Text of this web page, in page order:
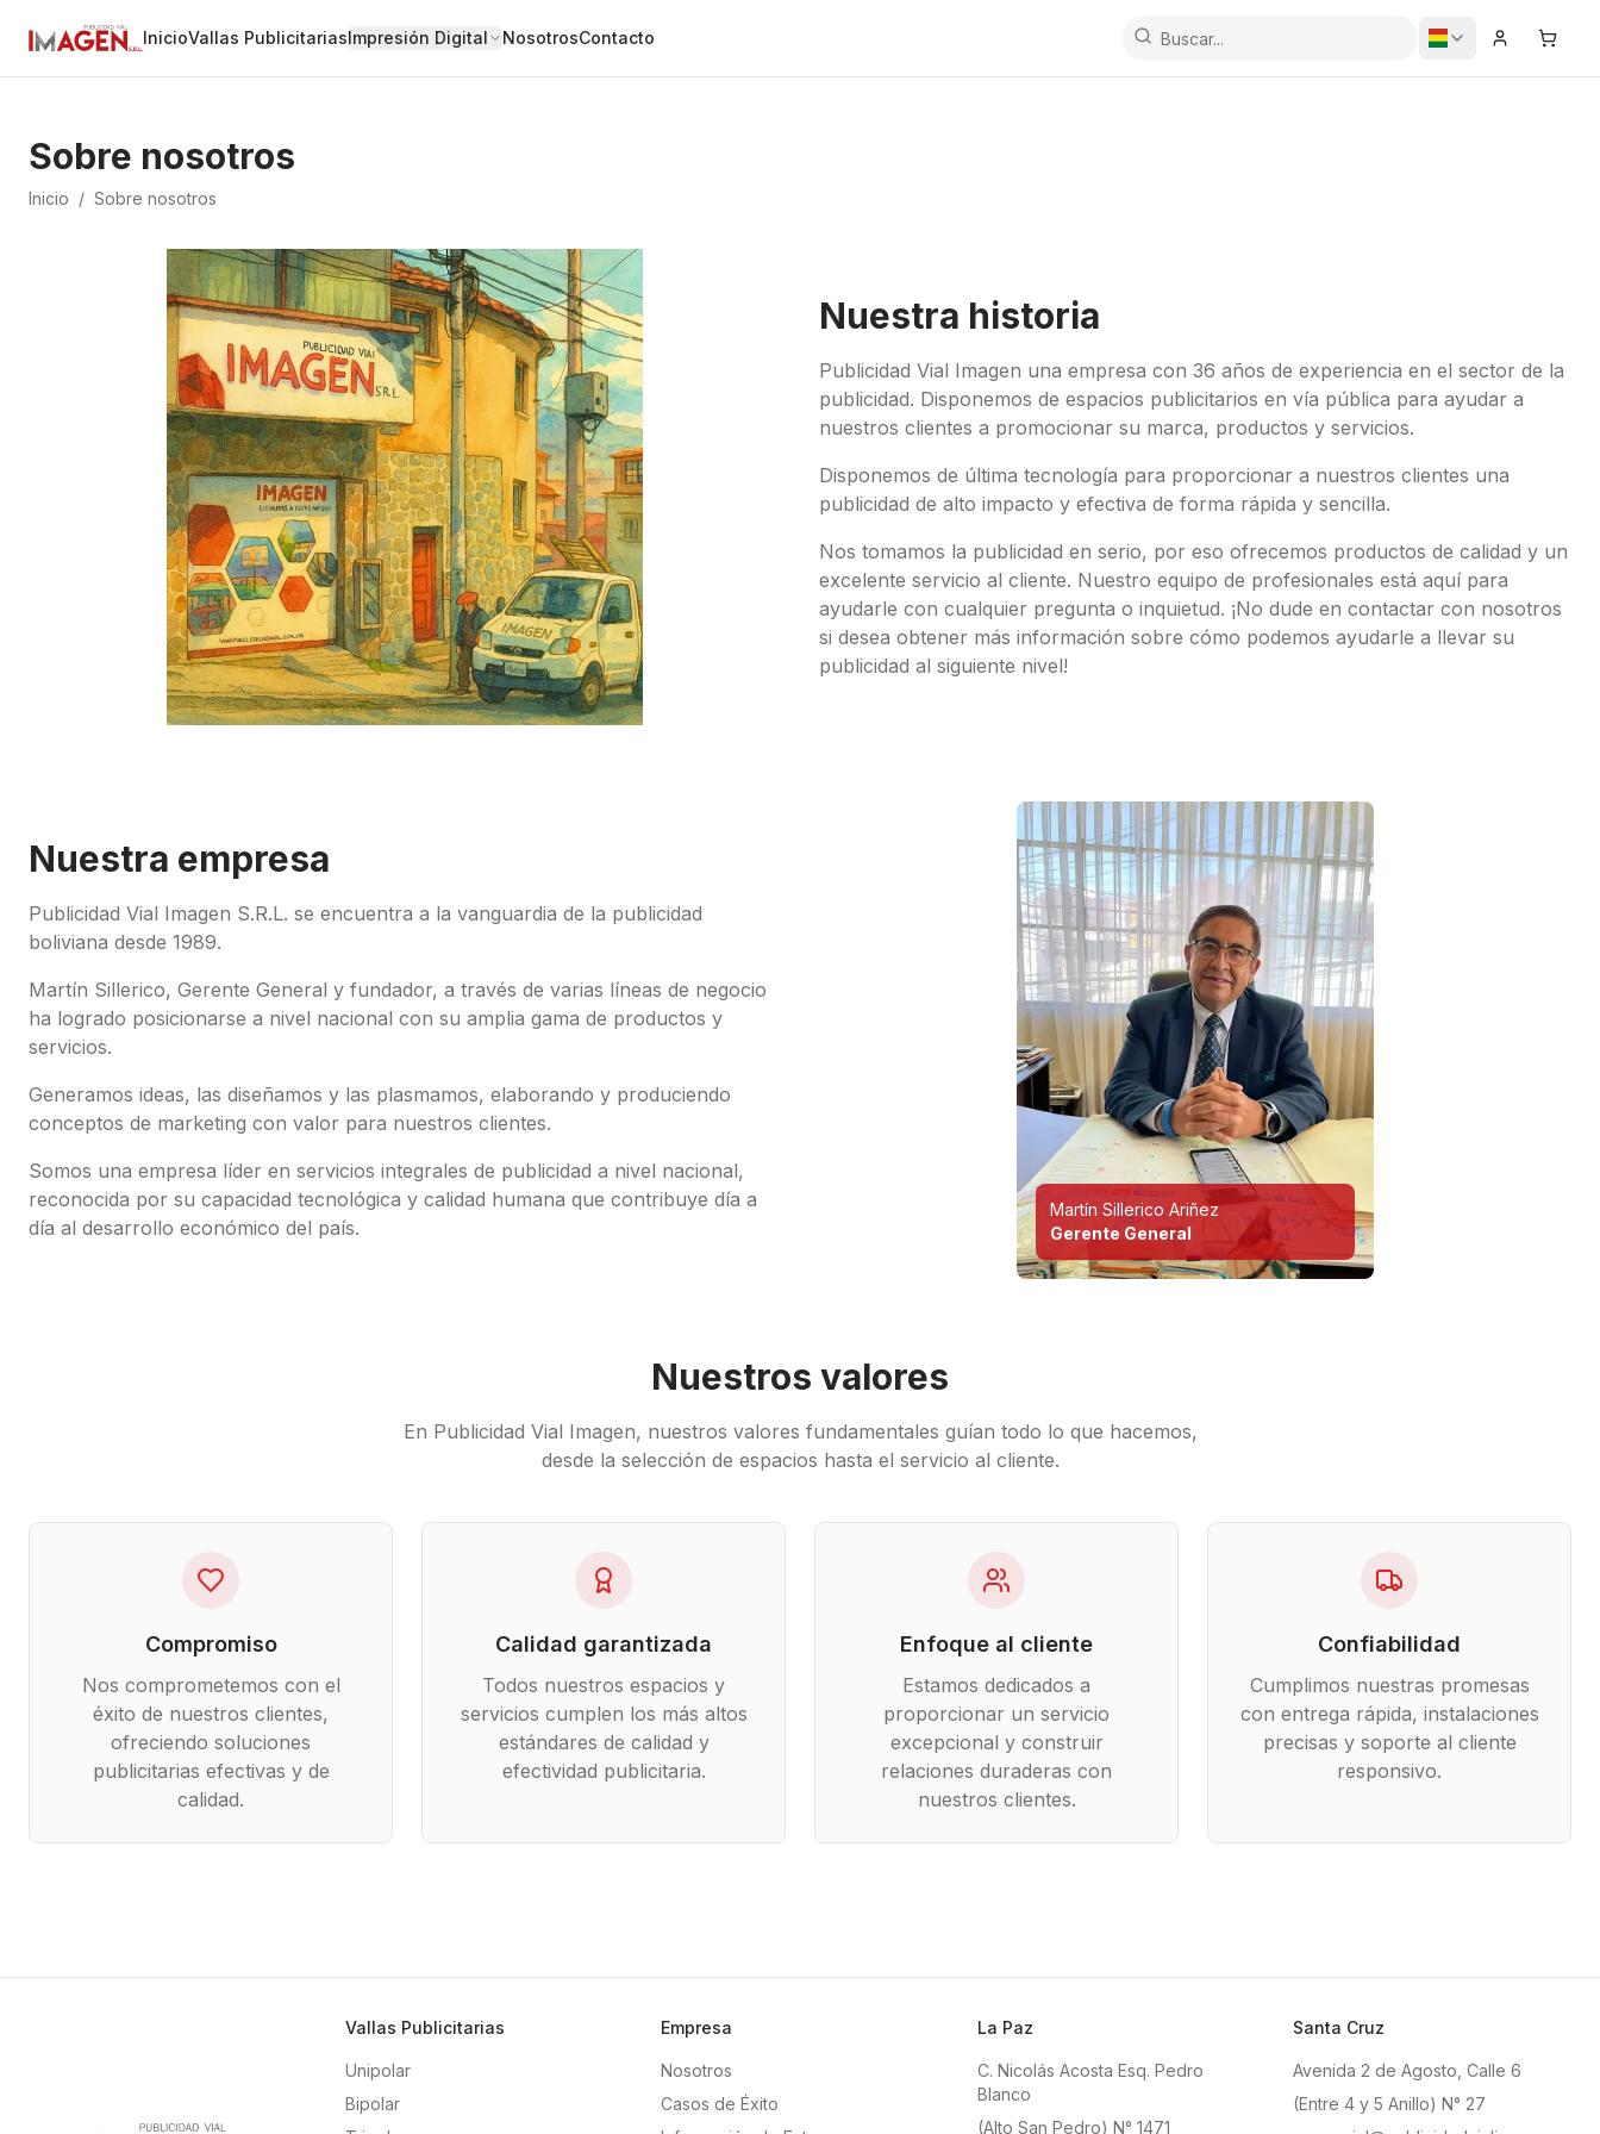
InicioVallas PublicitariasImpresión Digital NosotrosContacto Iniciar
Sobre nosotros
Inicio / Sobre nosotros
Nuestra historia
Publicidad Vial Imagen una empresa con 36 años de experiencia en el sector de la
publicidad. Disponemos de espacios publicitarios en vía pública para ayudar a
nuestros clientes a promocionar su marca, productos y servicios.
Disponemos de última tecnología para proporcionar a nuestros clientes una
publicidad de alto impacto y efectiva de forma rápida y sencilla.
Nos tomamos la publicidad en serio, por eso ofrecemos productos de calidad y un
excelente servicio al cliente. Nuestro equipo de profesionales está aquí para
ayudarle con cualquier pregunta o inquietud. ¡No dude en contactar con nosotros
si desea obtener más información sobre cómo podemos ayudarle a llevar su
publicidad al siguiente nivel!
Nuestra empresa
Publicidad Vial Imagen S.R.L. se encuentra a la vanguardia de la publicidad
boliviana desde 1989.
Martín Sillerico, Gerente General y fundador, a través de varias líneas de negocio
ha logrado posicionarse a nivel nacional con su amplia gama de productos y
servicios.
Generamos ideas, las diseñamos y las plasmamos, elaborando y produciendo
conceptos de marketing con valor para nuestros clientes.
Somos una empresa líder en servicios integrales de publicidad a nivel nacional,
reconocida por su capacidad tecnológica y calidad humana que contribuye día a
día al desarrollo económico del país.
Martín Sillerico Ariñez
Gerente General
Nuestros valores
En Publicidad Vial Imagen, nuestros valores fundamentales guían todo lo que hacemos,
desde la selección de espacios hasta el servicio al cliente.
Compromiso
Nos comprometemos con el
éxito de nuestros clientes,
ofreciendo soluciones
publicitarias efectivas y de
calidad.
Calidad garantizada
Todos nuestros espacios y
servicios cumplen los más altos
estándares de calidad y
efectividad publicitaria.
Enfoque al cliente
Estamos dedicados a
proporcionar un servicio
excepcional y construir
relaciones duraderas con
nuestros clientes.
Confiabilidad
Cumplimos nuestras promesas
con entrega rápida, instalaciones
precisas y soporte al cliente
responsivo.
Vallas Publicitarias
Unipolar
Bipolar
Empresa
Nosotros
Casos de Éxito
La Paz
C. Nicolás Acosta Esq. Pedro
Blanco
(Alto San Pedro) N° 1471
Santa Cruz
Avenida 2 de Agosto, Calle 6
(Entre 4 y 5 Anillo) N° 27